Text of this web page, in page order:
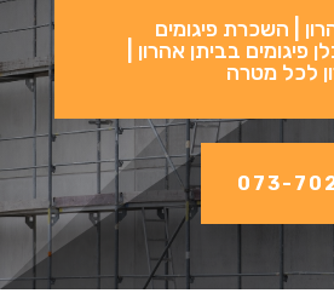
| השכרת פיגומים
פיגומים בביתן אהרון |
לכל מטרה